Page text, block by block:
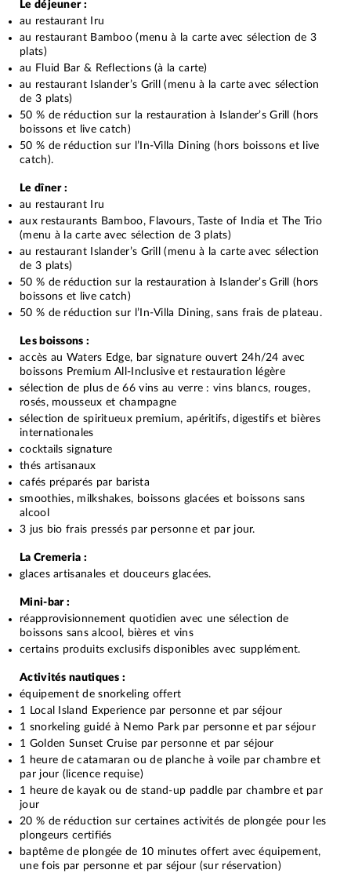
Le déjeuner :
au restaurant Iru
au restaurant Bamboo (menu à la carte avec sélection de 3
plats)
au Fluid Bar & Reflections (à la carte)
au restaurant Islander’s Grill (menu à la carte avec sélection
de 3 plats)
50 % de réduction sur la restauration à Islander’s Grill (hors
boissons et live catch)
50 % de réduction sur l’In-Villa Dining (hors boissons et live
catch).
Le dîner :
au restaurant Iru
aux restaurants Bamboo, Flavours, Taste of India et The Trio
(menu à la carte avec sélection de 3 plats)
au restaurant Islander’s Grill (menu à la carte avec sélection
de 3 plats)
50 % de réduction sur la restauration à Islander’s Grill (hors
boissons et live catch)
50 % de réduction sur l’In-Villa Dining, sans frais de plateau.
Les boissons :
accès au Waters Edge, bar signature ouvert 24h/24 avec
boissons Premium All-Inclusive et restauration légère
sélection de plus de 66 vins au verre : vins blancs, rouges,
rosés, mousseux et champagne
sélection de spiritueux premium, apéritifs, digestifs et bières
internationales
cocktails signature
thés artisanaux
cafés préparés par barista
smoothies, milkshakes, boissons glacées et boissons sans
alcool
3 jus bio frais pressés par personne et par jour.
La Cremeria :
glaces artisanales et douceurs glacées.
Mini-bar :
réapprovisionnement quotidien avec une sélection de
boissons sans alcool, bières et vins
certains produits exclusifs disponibles avec supplément.
Activités nautiques :
équipement de snorkeling offert
1 Local Island Experience par personne et par séjour
1 snorkeling guidé à Nemo Park par personne et par séjour
1 Golden Sunset Cruise par personne et par séjour
1 heure de catamaran ou de planche à voile par chambre et
par jour (licence requise)
1 heure de kayak ou de stand-up paddle par chambre et par
jour
20 % de réduction sur certaines activités de plongée pour les
plongeurs certifiés
baptême de plongée de 10 minutes offert avec équipement,
une fois par personne et par séjour (sur réservation)